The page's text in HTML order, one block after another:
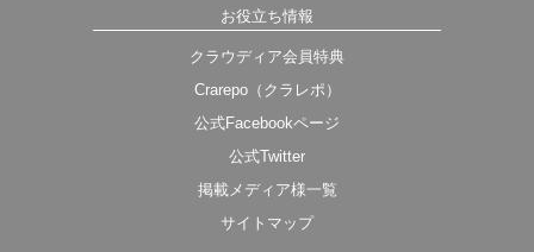
お役立ち情報
クラウディア会員特典
Crarepo（クラレポ）
公式Facebookページ
公式Twitter
掲載メディア様一覧
サイトマップ